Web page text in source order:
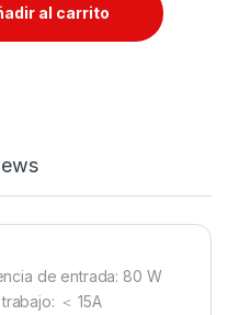
al carrito
de entrada: 80 W
＜ 15A